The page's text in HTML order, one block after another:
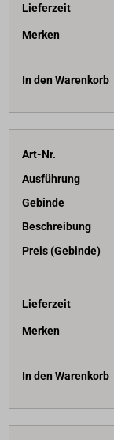
Lieferzeit
Merken
In den Warenkorb
Art-Nr.
Ausführung
Gebinde
Beschreibung
Preis (Gebinde)
Lieferzeit
Merken
In den Warenkorb